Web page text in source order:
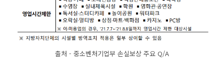
출처 - 중소벤처기업부 손실보상 주요 Q/A